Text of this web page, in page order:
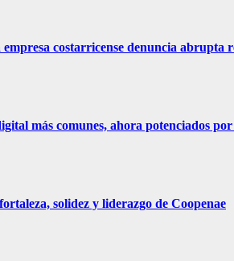
costarricense denuncia
más comunes, ahora potenciados
solidez y liderazgo de Coopenae